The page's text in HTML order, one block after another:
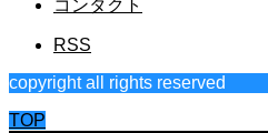
コンタクト
RSS
copyright all rights reserved
TOP